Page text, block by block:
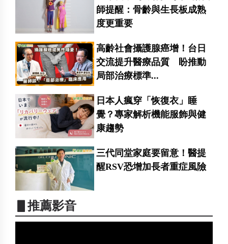
師提醒：骨齡與生長板成熟
度更重要
高齡社會攝護腺癌增！台日
交流提升醫療品質 盼推動
局部治療標準...
日本人瘋穿「恢復衣」睡
覺？專家解析機能服飾與健
康趨勢
三代同堂家庭要留意！醫提
醒RSV恐增加長者重症風險
▋推薦影音